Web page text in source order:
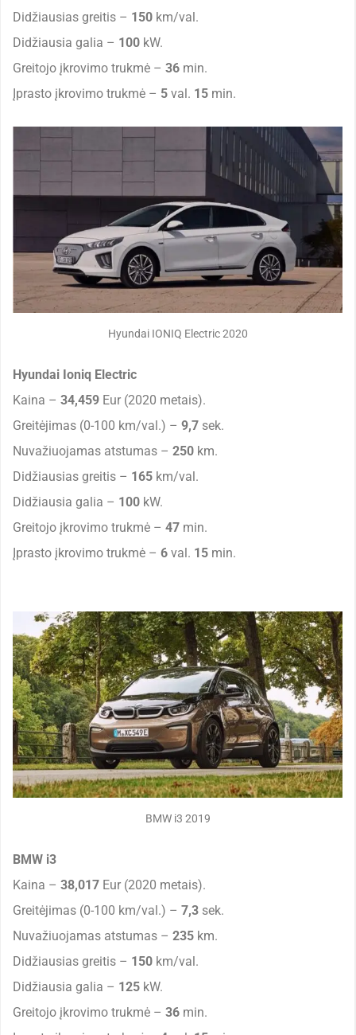
Didžiausias greitis – 150 km/val.
Didžiausia galia – 100 kW.
Greitojo įkrovimo trukmė – 36 min.
Įprasto įkrovimo trukmė – 5 val. 15 min.
Hyundai IONIQ Electric 2020
Hyundai Ioniq Electric
Kaina – 34,459 Eur (2020 metais).
Greitėjimas (0-100 km/val.) – 9,7 sek.
Nuvažiuojamas atstumas – 250 km.
Didžiausias greitis – 165 km/val.
Didžiausia galia – 100 kW.
Greitojo įkrovimo trukmė – 47 min.
Įprasto įkrovimo trukmė – 6 val. 15 min.
BMW i3 2019
BMW i3
Kaina – 38,017 Eur (2020 metais).
Greitėjimas (0-100 km/val.) – 7,3 sek.
Nuvažiuojamas atstumas – 235 km.
Didžiausias greitis – 150 km/val.
Didžiausia galia – 125 kW.
Greitojo įkrovimo trukmė – 36 min.